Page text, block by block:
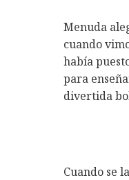
Menuda
cuando
había
para
divertida
Cuando se